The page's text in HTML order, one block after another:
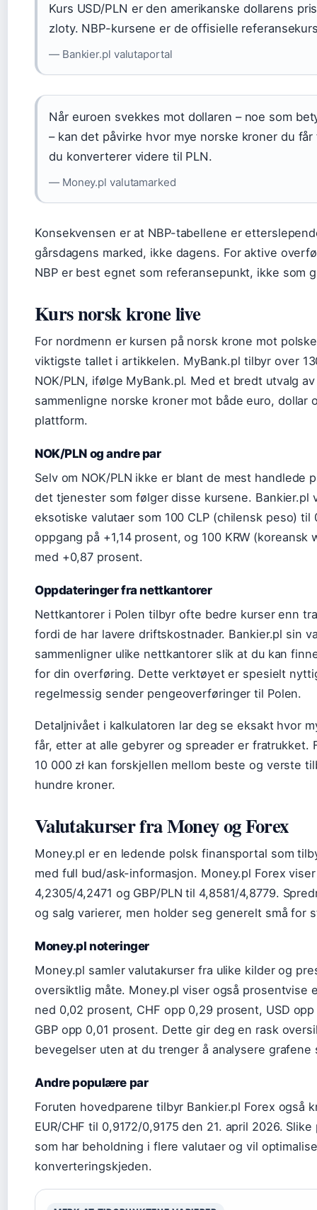
Kurs USD/PLN er den amerikanske dollarens
zloty. NBP-kursene er de offisielle
— Bankier.pl valutaportal
Når euroen svekkes mot dollaren – noe som
– kan det påvirke hvor mye norske kroner du
du konverterer videre til PLN.
— Money.pl valutamarked
Konsekvensen er at NBP-tabellene er
gårsdagens marked, ikke dagens. For aktive
NBP er best egnet som referansepunkt, ikke som
Kurs norsk krone live
For nordmenn er kursen på norsk krone mot
viktigste tallet i artikkelen. MyBank.pl tilbyr over
NOK/PLN, ifølge MyBank.pl. Med et bredt utvalg
sammenligne norske kroner mot både euro, dollar
plattform.
NOK/PLN og andre par
Selv om NOK/PLN ikke er blant de mest handlede
det tjenester som følger disse kursene. Bankier.pl
eksotiske valutaer som 100 CLP (chilensk peso) til
oppgang på +1,14 prosent, og 100 KRW (koreansk
med +0,87 prosent.
Oppdateringer fra nettkantorer
Nettkantorer i Polen tilbyr ofte bedre kurser enn
fordi de har lavere driftskostnader. Bankier.pl sin
sammenligner ulike nettkantorer slik at du kan
for din overføring. Dette verktøyet er spesielt
regelmessig sender pengeoverføringer til Polen.
Detaljnivået i kalkulatoren lar deg se eksakt hvor
får, etter at alle gebyrer og spreader er fratrukket.
10 000 zł kan forskjellen mellom beste og verste
hundre kroner.
Valutakurser fra Money og Forex
Money.pl er en ledende polsk finansportal som
med full bud/ask-informasjon. Money.pl Forex viser
4,2305/4,2471 og GBP/PLN til 4,8581/4,8779.
og salg varierer, men holder seg generelt små for
Money.pl noteringer
Money.pl samler valutakurser fra ulike kilder og
oversiktlig måte. Money.pl viser også prosentvise
ned 0,02 prosent, CHF opp 0,29 prosent, USD
GBP opp 0,01 prosent. Dette gir deg en rask
bevegelser uten at du trenger å analysere grafene
Andre populære par
Foruten hovedparene tilbyr Bankier.pl Forex også
EUR/CHF til 0,9172/0,9175 den 21. april 2026.
som har beholdning i flere valutaer og vil
konverteringskjeden.